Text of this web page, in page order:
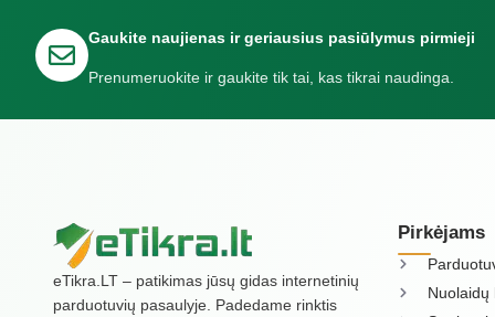
Gaukite naujienas ir geriausius pasiūlymus pirmieji
Prenumeruokite ir gaukite tik tai, kas tikrai naudinga.
eTikra.LT – patikimas jūsų gidas internetinių
parduotuvių pasaulyje. Padedame rinktis
Pirkėjams
Nuolaidų